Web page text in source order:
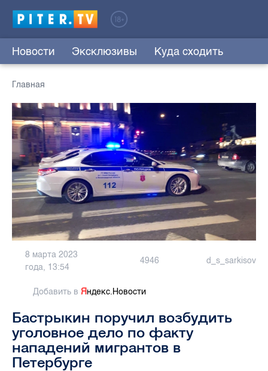
Новости Эксклюзивы Куда сходить
Главная
8 марта 2023
года, 13:54
4946 d_s_sarkisov
Добавить в Яндекс.Новости
Бастрыкин поручил возбудить
уголовное дело по факту
нападений мигрантов в
Петербурге